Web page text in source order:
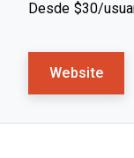
Desde $30/
Website